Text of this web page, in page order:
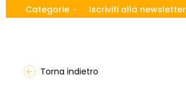
Categorie Iscriviti alla newsletter
Torna indietro